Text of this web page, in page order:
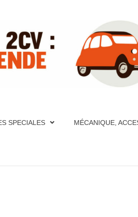
PHOTOS, AIDE
DÉTAILLÉES DE
SPECIALES MÉCANIQUE,